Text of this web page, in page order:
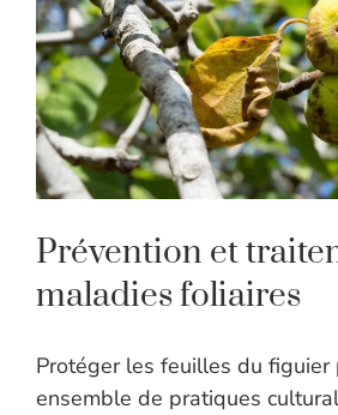
Prévention et
maladies foliaires
Protéger les feuilles du figuier
ensemble de pratiques